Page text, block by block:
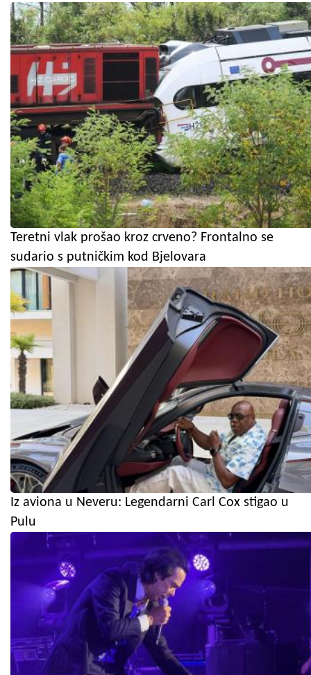
Teretni vlak prošao kroz crveno? Frontalno se
sudario s putničkim kod Bjelovara
Iz aviona u Neveru: Legendarni Carl Cox stigao u
Pulu